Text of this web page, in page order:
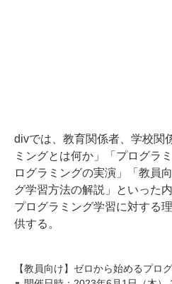
divでは、教育関係者、学校関
ミングとは何か」「プログラ
ログラミングの実演」「教員
グ学習方法の解説」といった
プログラミング学習に対する
供する。
【教員向け】ゼロから始めるプロ